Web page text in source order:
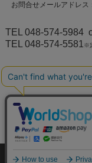
お問合せメールアドレス
TEL 048-574-5984
TEL 048-574-5581 ※
個人情報の取り扱いについて